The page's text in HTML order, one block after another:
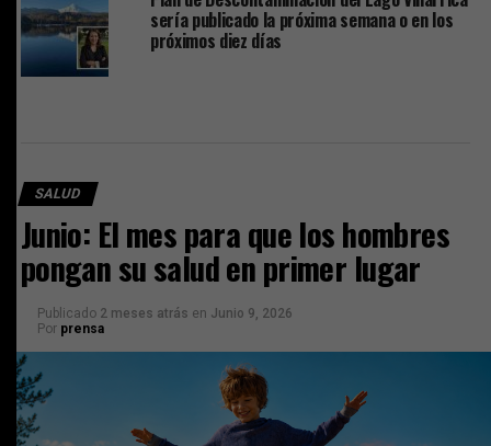
sería publicado la próxima semana o en los
próximos diez días
SALUD
Junio: El mes para que los hombres
pongan su salud en primer lugar
Publicado 2 meses atrás en Junio 9, 2026
Por prensa